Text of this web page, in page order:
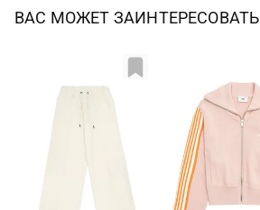
ВАС МОЖЕТ ЗАИНТЕРЕСОВАТЬ